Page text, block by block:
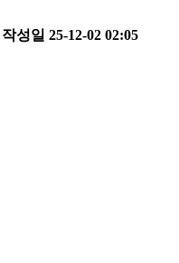
작성일 25-12-02 02:05